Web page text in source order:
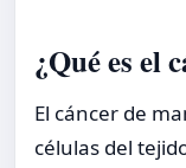
¿Qué es el
El cáncer de
células del